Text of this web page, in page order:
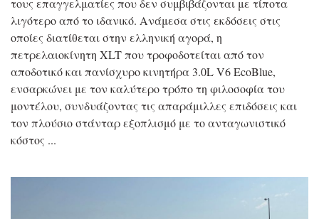
τους επαγγελματίες που δεν συμβιβάζονται με τίποτα
λιγότερο από το ιδανικό. Ανάμεσα στις εκδόσεις στις
οποίες διατίθεται στην ελληνική αγορά, η
πετρελαιοκίνητη XLT που τροφοδοτείται από τον
αποδοτικό και πανίσχυρο κινητήρα 3.0L V6 EcoBlue,
ενσαρκώνει με τον καλύτερο τρόπο τη φιλοσοφία του
μοντέλου, συνδυάζοντας τις απαράμιλλες επιδόσεις και
τον πλούσιο στάνταρ εξοπλισμό με το ανταγωνιστικό
κόστος